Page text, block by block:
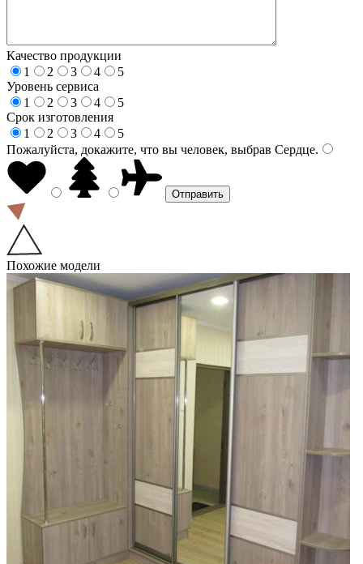
Качество продукции
1
2 3 4
5
Уровень сервиса
1
2 3 4
5
Срок изготовления
1
2 3 4
5
Пожалуйста, докажите, что вы человек, выбрав Сердце.
Похожие модели